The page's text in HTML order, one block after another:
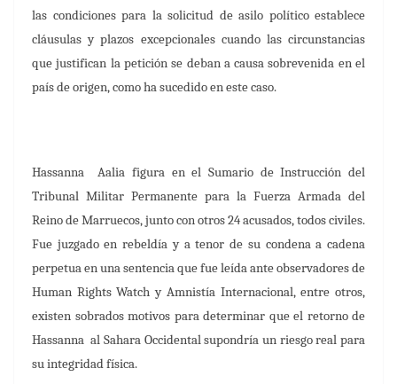
las condiciones para la solicitud de asilo político establece
cláusulas y plazos excepcionales cuando las circunstancias
que justifican la petición se deban a causa sobrevenida en el
país de origen, como ha sucedido en este caso.
Hassanna
Aalia figura en el Sumario de Instrucción del
Tribunal Militar Permanente para la Fuerza Armada del
Reino de Marruecos, junto con otros 24 acusados, todos civiles.
Fue juzgado en rebeldía y a tenor de su condena a cadena
perpetua en una sentencia que fue leída ante observadores de
Human Rights Watch y Amnistía Internacional, entre otros,
existen sobrados motivos para determinar que el retorno de
Hassanna al Sahara Occidental supondría un riesgo real para
su integridad física.